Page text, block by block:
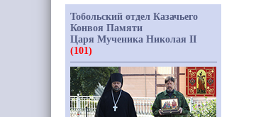
Тобольский отдел Казачьего
Конвоя Памяти
Царя Мученика Николая II
(101)